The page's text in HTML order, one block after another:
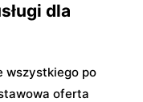
dla
wszystkiego po
oferta